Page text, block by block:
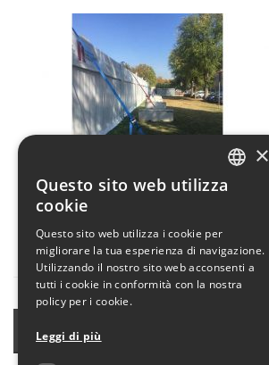
CONDIVIDI
×
Questo sito web utilizza
cookie
Questo sito web utilizza i cookie per
migliorare la tua esperienza di navigazione.
Utilizzando il nostro sito web acconsenti a
tutti i cookie in conformità con la nostra
policy per i cookie.
Leggi di più